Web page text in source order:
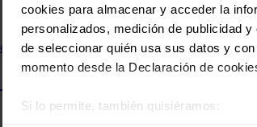
cookies para almacenar y acceder la
personalizados, medición de publicidad
de seleccionar quién usa sus datos y
momento desde la Declaración de
Si lo permite, también quisiéramos: